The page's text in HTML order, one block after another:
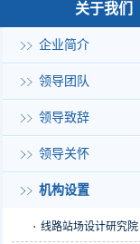
关于我们
企业简介
领导团队
领导致辞
领导关怀
机构设置
线路站场设计研究院